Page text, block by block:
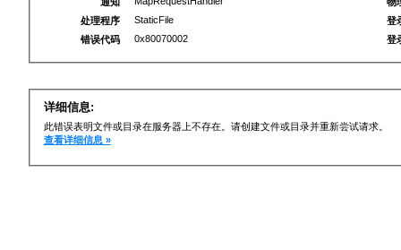
处理程序
StaticFile
错误代码
0x80070002
登
登
详细信息:
此错误表明文件或目录在服务器上不存在。请创建文件或目录并重新尝试请求。
查看详细信息 »